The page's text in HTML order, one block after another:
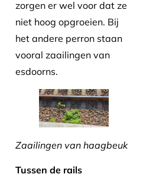
zorgen er wel voor dat ze
niet hoog opgroeien. Bij
het andere perron staan
vooral zaailingen van
esdoorns.
Zaailingen van haagbeuk
Tussen de rails